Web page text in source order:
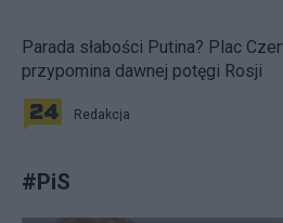
Parada słabości Putina? Plac
przypomina dawnej potęgi Rosji
Redakcja
#PiS